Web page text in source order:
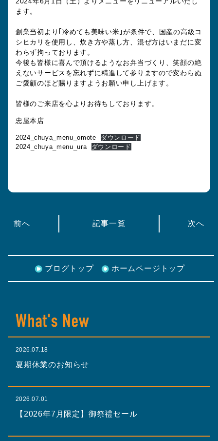
ます。
創業当初より｢冷めても美味い米｣が条件で、国産の高級コ
シヒカリを使用し、炊き方や蒸し方、混ぜ方はいまだに変
わらず拘っております。
今後も皆様に喜んで頂けるようなお弁当づくり、笑顔の絶
えないサービスを忘れずに精進して参りますので変わらぬ
ご愛顧のほど賜りますようお願い申し上げます。
皆様のご来店を心よりお待ちしております。
忠屋本店
2024_chuya_menu_omote
ダウンロード
2024_chuya_menu_ura
ダウンロード
前へ 記事一覧 次へ
ブログトップ ホームページトップ
2026.07.18
夏期休業のお知らせ
2026.07.01
【2026年7月限定】御祭禮セール